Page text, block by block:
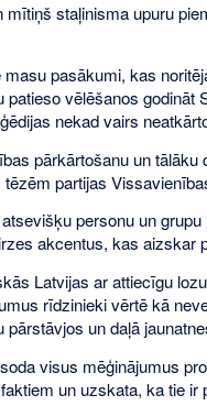
staļinisma upuru
pasākumi, kas
vēlēšanos godināt
nekad vairs
pārkārtošanu un
partijas
personu un
akcentus, kas aizskar
Latvijas ar attiecīgu
rīdzinieki vērtē kā
un daļā
visus mēģinājumus
un uzskata, ka tie